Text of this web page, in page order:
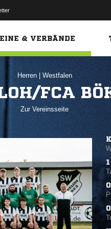
& VERBÄNDE
Herren Westfalen
FCA
Zur Vereinsseite
1
0